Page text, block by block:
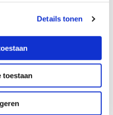
Details tonen
toestaan